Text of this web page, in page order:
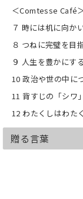
＜Comtesse Café
７ 時には机に向か
８ つねに完璧を目
９ 人生を豊かにす
10 政治や世の中に
11 背すじの「シワ
12 わたくしはわた
贈る言葉